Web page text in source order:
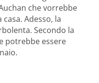
che vorrebbe
Adesso, la
Secondo la
potrebbe essere